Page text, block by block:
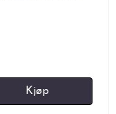
Kjøp